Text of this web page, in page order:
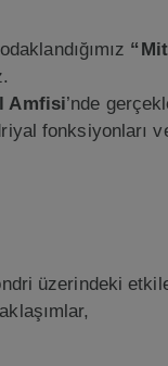
“
Amfisi’nde
fonksiyonları
üzerindeki